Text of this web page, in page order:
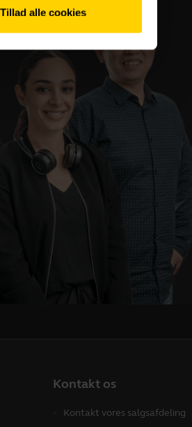
Tillad alle cookies
Kontakt os
Kontakt vores salgsafdeling